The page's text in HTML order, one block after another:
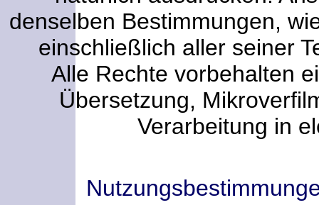
denselben Bestimmungen,
einschließlich aller seiner
Alle Rechte vorbehalten
Übersetzung,
Verarbeitung in